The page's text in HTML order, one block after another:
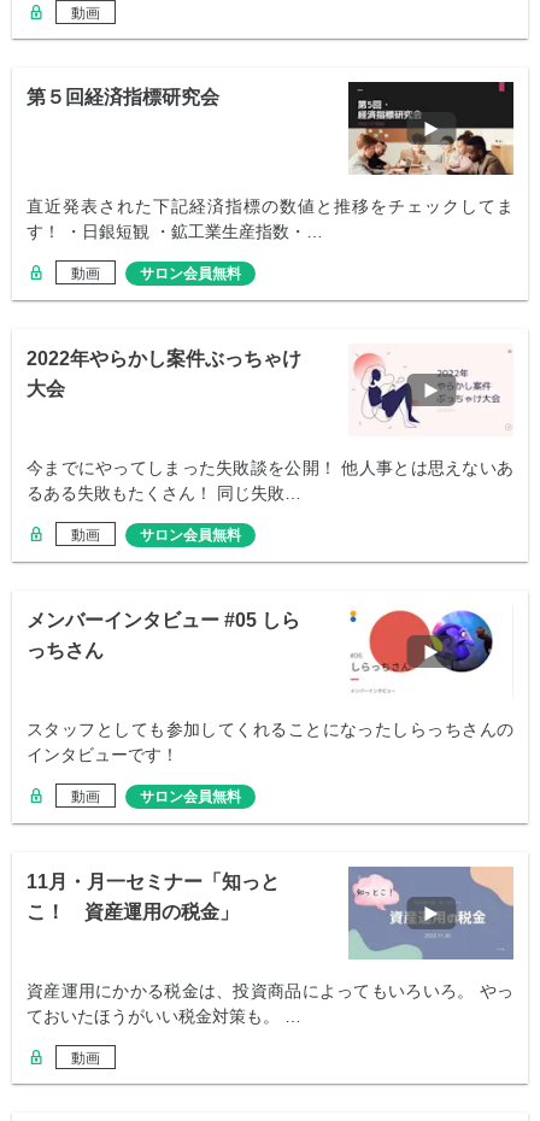
動画
第５回経済指標研究会
直近発表された下記経済指標の数値と推移をチェックしてま
す！ ・日銀短観 ・鉱工業生産指数・…
動画 サロン会員無料
2022年やらかし案件ぶっちゃけ
大会
今までにやってしまった失敗談を公開！ 他人事とは思えないあ
るある失敗もたくさん！ 同じ失敗…
動画 サロン会員無料
メンバーインタビュー #05 しら
っちさん
スタッフとしても参加してくれることになったしらっちさんの
インタビューです！
動画 サロン会員無料
11月・月一セミナー「知っと
こ！ 資産運用の税金」
資産運用にかかる税金は、投資商品によってもいろいろ。 やっ
ておいたほうがいい税金対策も。 …
動画